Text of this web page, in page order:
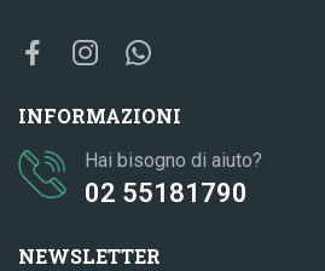
INFORMAZIONI
Hai bisogno di aiuto?
02 55181790
NEWSLETTER